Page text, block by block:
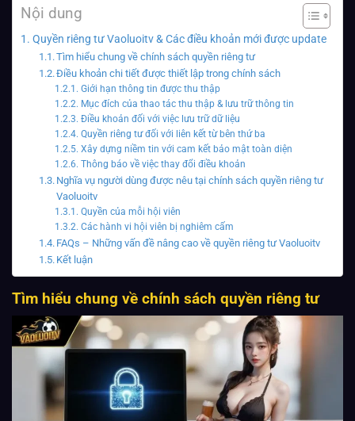
Nội dung
Quyền riêng tư Vaoluoitv & Các điều khoản mới được update
Tìm hiểu chung về chính sách quyền riêng tư
Điều khoản chi tiết được thiết lập trong chính sách
Giới hạn thông tin được thu thập
Mục đích của thao tác thu thập & lưu trữ thông tin
Điều khoản đối với việc lưu trữ dữ liệu
Quyền riêng tư đối với liên kết từ bên thứ ba
Xây dựng niềm tin với cam kết bảo mật toàn diện
Thông báo về việc thay đổi điều khoản
Nghĩa vụ người dùng được nêu tại chính sách quyền riêng tư
Vaoluoitv
Quyền của mỗi hội viên
Các hành vi hội viên bị nghiêm cấm
FAQs – Những vấn đề nâng cao về quyền riêng tư Vaoluoitv
Kết luận
Tìm hiểu chung về chính sách quyền riêng tư